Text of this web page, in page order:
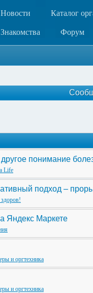
Новости Каталог
Знакомства Форум
понимание
Life
подход –
Яндекс Маркете
и оргтехника
и оргтехника